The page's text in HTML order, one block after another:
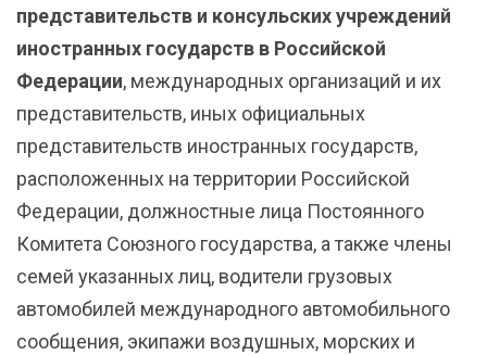
представительств и консульских учреждений
иностранных государств в Российской
Федерации, международных организаций и их
представительств, иных официальных
представительств иностранных государств,
расположенных на территории Российской
Федерации, должностные лица Постоянного
Комитета Союзного государства, а также члены
семей указанных лиц, водители грузовых
автомобилей международного автомобильного
сообщения, экипажи воздушных, морских и